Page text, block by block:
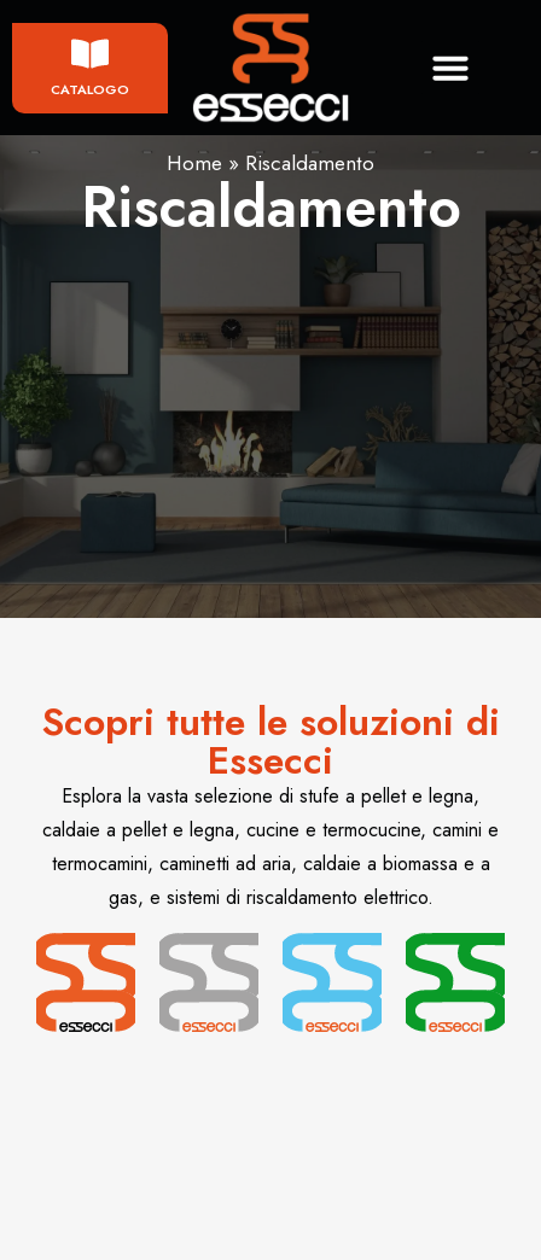
CATALOGO
Home » Riscaldamento
Riscaldamento
Scopri tutte le soluzioni di
Essecci
Esplora la vasta selezione di stufe a pellet e legna,
caldaie a pellet e legna, cucine e termocucine, camini e
termocamini, caminetti ad aria, caldaie a biomassa e a
gas, e sistemi di riscaldamento elettrico.